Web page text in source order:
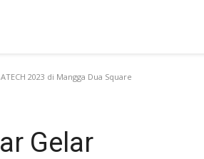
2023 di Mangga Dua Square
Gelar